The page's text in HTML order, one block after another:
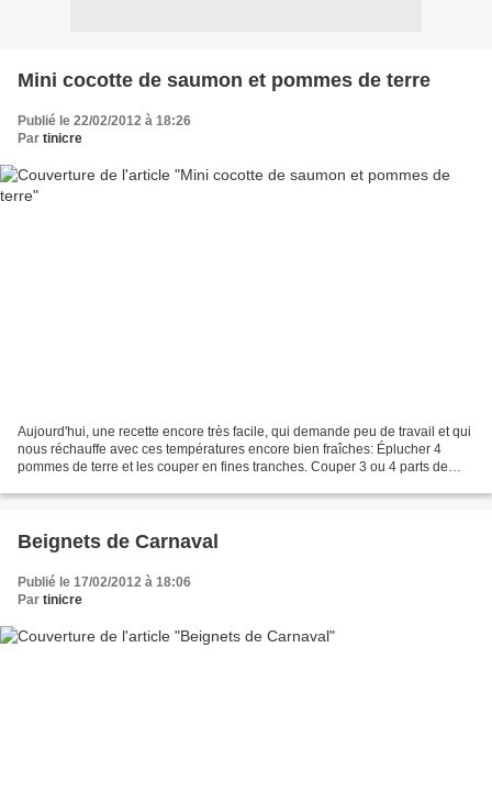
Mini cocotte de saumon et pommes de terre
Publié le 22/02/2012 à 18:26
Par tinicre
Aujourd'hui, une recette encore très facile, qui demande peu de travail et qui
nous réchauffe avec ces températures encore bien fraîches: Éplucher 4
pommes de terre et les couper en fines tranches. Couper 3 ou 4 parts de
Beignets de Carnaval
Publié le 17/02/2012 à 18:06
Par tinicre